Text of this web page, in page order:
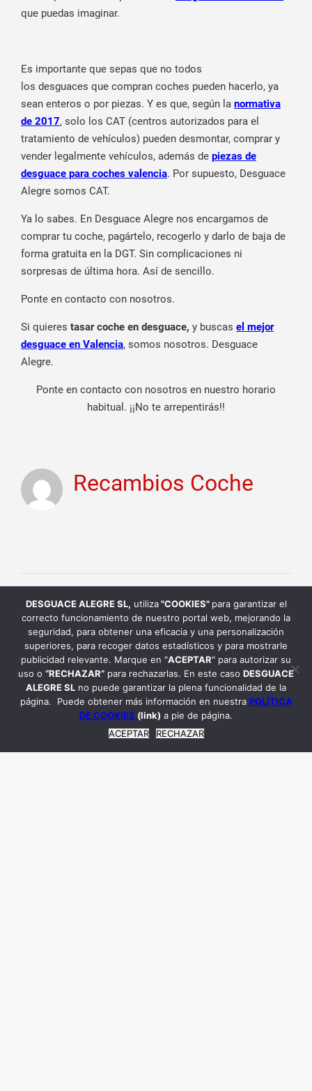
que puedas imaginar.
Es importante que sepas que no todos
los desguaces que compran coches pueden hacerlo, ya
sean enteros o por piezas. Y es que, según la normativa
de 2017, solo los CAT (centros autorizados para el
tratamiento de vehículos) pueden desmontar, comprar y
vender legalmente vehículos, además de piezas de
desguace para coches valencia. Por supuesto, Desguace
Alegre somos CAT.
Ya lo sabes. En Desguace Alegre nos encargamos de
comprar tu coche, pagártelo, recogerlo y darlo de baja de
forma gratuita en la DGT. Sin complicaciones ni
sorpresas de última hora. Así de sencillo.
Ponte en contacto con nosotros.
Si quieres tasar coche en desguace, y buscas el mejor
desguace en Valencia, somos nosotros. Desguace
Alegre.
Ponte en contacto con nosotros en nuestro horario
habitual. ¡¡No te arrepentirás!!
Recambios Coche
desguace online
desguace Valencia
vender coche a un desguace
Vender coche valencia
Entradas relacionadas
DESGUACE ALEGRE SL, utiliza"COOKIES" para garantizar el
correcto funcionamiento de nuestro portal web, mejorando la
seguridad, para obtener una eficacia y una personalización
superiores, para recoger datos estadísticos y para mostrarle
publicidad relevante. Marque en "ACEPTAR" para autorizar su
uso o “RECHAZAR” para rechazarlas. En este caso DESGUACE
ALEGRE SL no puede garantizar la plena funcionalidad de la
página. Puede obtener más información en nuestra POLÍTICA
DE COOKIES (link) a pie de página.
ACEPTAR
RECHAZAR